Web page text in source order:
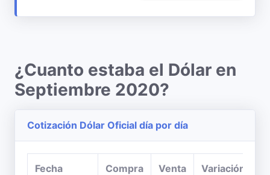
¿Cuanto estaba el Dólar en
Septiembre 2020?
Cotización Dólar Oficial día por día
Fecha Compra Venta Variación